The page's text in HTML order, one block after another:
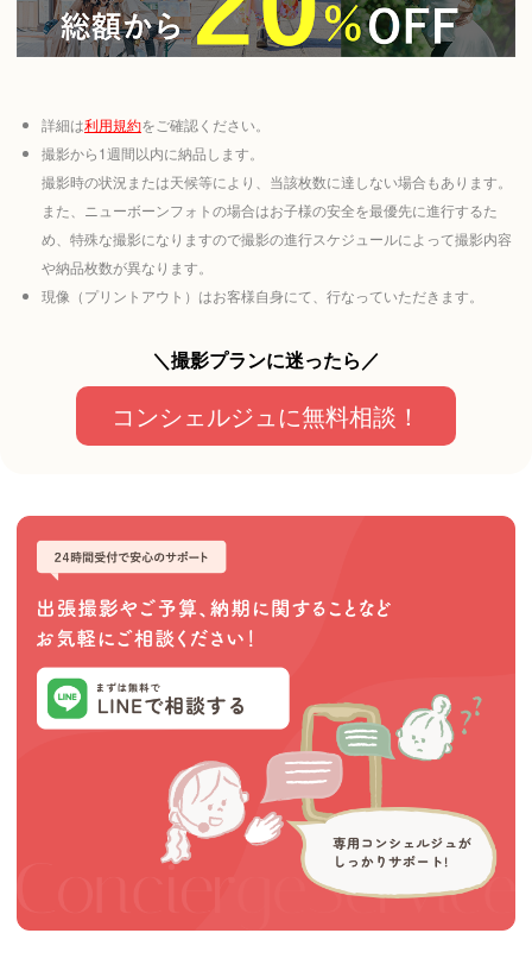
詳細は利用規約をご確認ください。
撮影から1週間以内に納品します。
撮影時の状況または天候等により、当該枚数に達しない場合もあります。
また、ニューボーンフォトの場合はお子様の安全を最優先に進行するた
め、特殊な撮影になりますので撮影の進行スケジュールによって撮影内容
や納品枚数が異なります。
現像（プリントアウト）はお客様自身にて、行なっていただきます。
＼撮影プランに迷ったら／
コンシェルジュに無料相談！